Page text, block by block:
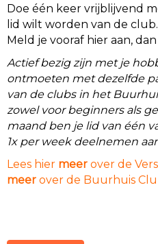
Doe één keer vrijblijvend
lid wilt worden van de club.
Meld je vooraf hier aan,
Actief bezig zijn met je
ontmoeten met dezelfde
van de clubs in het
zowel voor beginners als
maand ben je lid van één
1x per week deelnemen
Lees hier meer over de
meer over de Buurhuis